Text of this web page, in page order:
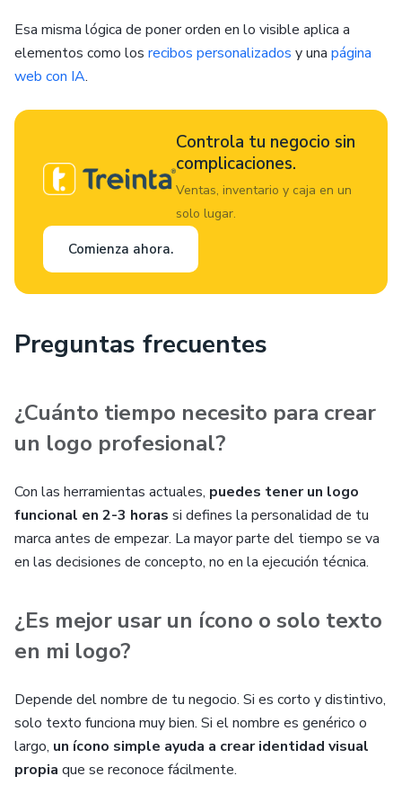
Esa misma lógica de poner orden en lo visible aplica a
elementos como los recibos personalizados y una página
web con IA.
Controla tu negocio sin
complicaciones.
Ventas, inventario y caja en un
solo lugar.
Comienza ahora.
Preguntas frecuentes
¿Cuánto tiempo necesito para crear
un logo profesional?
Con las herramientas actuales, puedes tener un logo
funcional en 2-3 horas si defines la personalidad de tu
marca antes de empezar. La mayor parte del tiempo se va
en las decisiones de concepto, no en la ejecución técnica.
¿Es mejor usar un ícono o solo texto
en mi logo?
Depende del nombre de tu negocio. Si es corto y distintivo,
solo texto funciona muy bien. Si el nombre es genérico o
largo, un ícono simple ayuda a crear identidad visual
propia que se reconoce fácilmente.